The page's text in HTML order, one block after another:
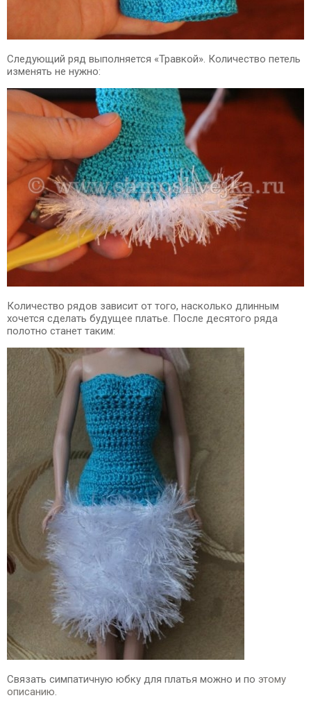
Следующий ряд выполняется «Травкой». Количество петель
изменять не нужно:
Количество рядов зависит от того, насколько длинным
хочется сделать будущее платье. После десятого ряда
полотно станет таким:
Связать симпатичную юбку для платья можно и по этому
описанию.